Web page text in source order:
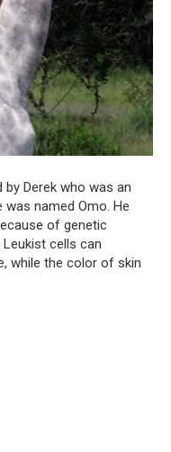
Derek who was an
named Omo. He
of genetic
cells can
while the color of skin